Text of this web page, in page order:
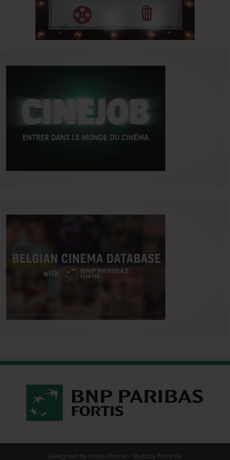
Designed by Poids Plume - Web by Point Be